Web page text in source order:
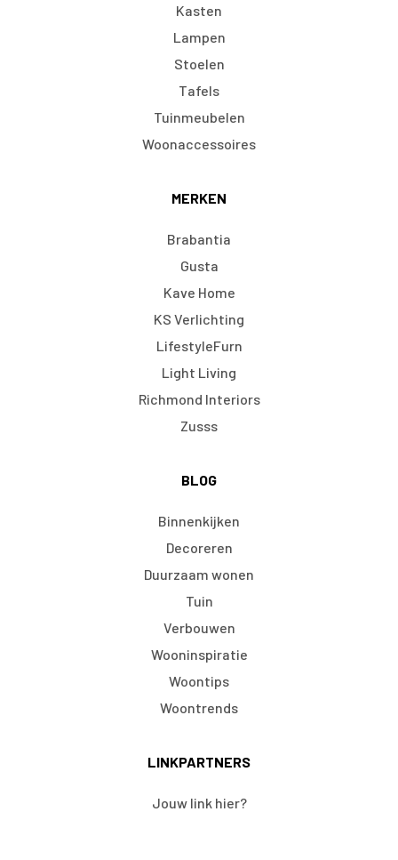
Kasten
Lampen
Stoelen
Tafels
Tuinmeubelen
Woonaccessoires
MERKEN
Brabantia
Gusta
Kave Home
KS Verlichting
LifestyleFurn
Light Living
Richmond Interiors
Zusss
BLOG
Binnenkijken
Decoreren
Duurzaam wonen
Tuin
Verbouwen
Wooninspiratie
Woontips
Woontrends
LINKPARTNERS
Jouw link hier?